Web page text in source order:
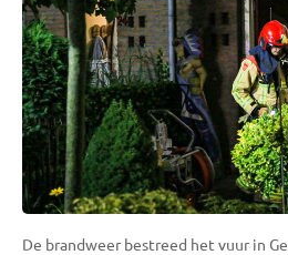
De brandweer bestreed het vuur in